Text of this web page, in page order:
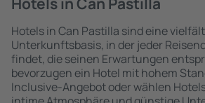
Hotels in Can Pastilla sind eine
Unterkunftsbasis, in der jeder
findet, die seinen Erwartungen
bevorzugen ein Hotel mit hohem
Inclusive-Angebot oder wählen